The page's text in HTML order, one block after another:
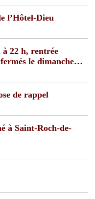
l’Hôtel-Dieu
à 22 h, rentrée
fermés le dimanche…
de rappel
à Saint-Roch-de-